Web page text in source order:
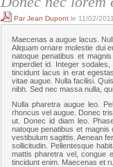
Par Jean Dupontle 11/02/2011
Maecenas a augue lacus.
Aliquam ornare molestie dui
natoque penatibus et
imperdiet id. Integer
tincidunt lacus in erat
vitae augue. Nulla facilisi.
nibh. Sed nec massa nulla,
Nulla pharetra augue leo.
rhoncus vel augue. Donec
ut. Donec id diam leo.
natoque penatibus et
vestibulum sagittis. Aenean
sollicitudin. Pellentesque
mattis pharetra vel, congue
tincidunt enim. Maecenas et